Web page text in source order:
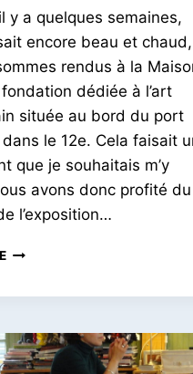
y a quelques semaines,
encore beau et chaud,
rendus à la
dédiée à l’art
située au bord du port
dans le 12e. Cela faisait
que je souhaitais m’y
avons donc profité du
l’exposition…
LA
LE
MUR